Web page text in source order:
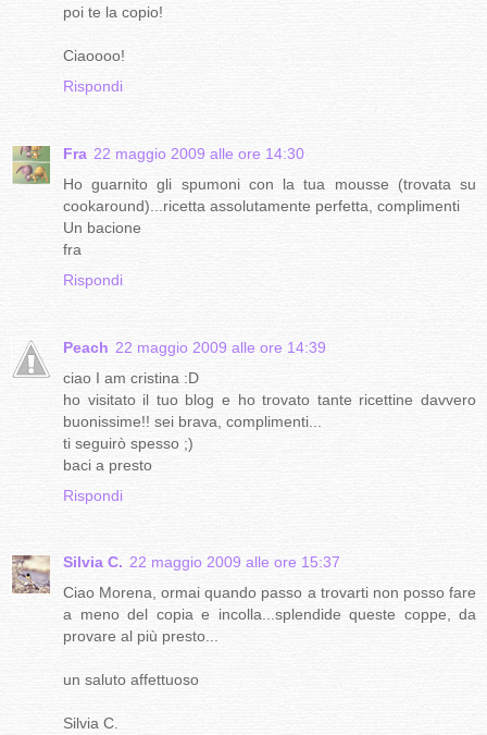
poi te la copio!
Ciaoooo!
Rispondi
Fra 22 maggio 2009 alle ore 14:30
Ho guarnito gli spumoni con la tua mousse (trovata su
cookaround)...ricetta assolutamente perfetta, complimenti
Un bacione
fra
Rispondi
Peach 22 maggio 2009 alle ore 14:39
ciao I am cristina :D
ho visitato il tuo blog e ho trovato tante ricettine davvero
buonissime!! sei brava, complimenti...
ti seguirò spesso ;)
baci a presto
Rispondi
Silvia C. 22 maggio 2009 alle ore 15:37
Ciao Morena, ormai quando passo a trovarti non posso fare
a meno del copia e incolla...splendide queste coppe, da
provare al più presto...
un saluto affettuoso
Silvia C.